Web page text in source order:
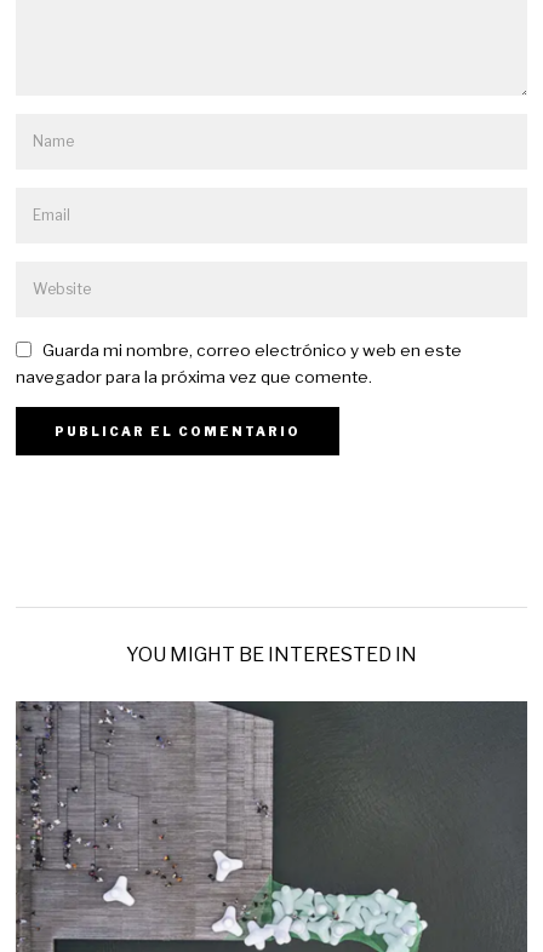
Guarda mi nombre, correo electrónico y web en este
navegador para la próxima vez que comente.
YOU MIGHT BE INTERESTED IN